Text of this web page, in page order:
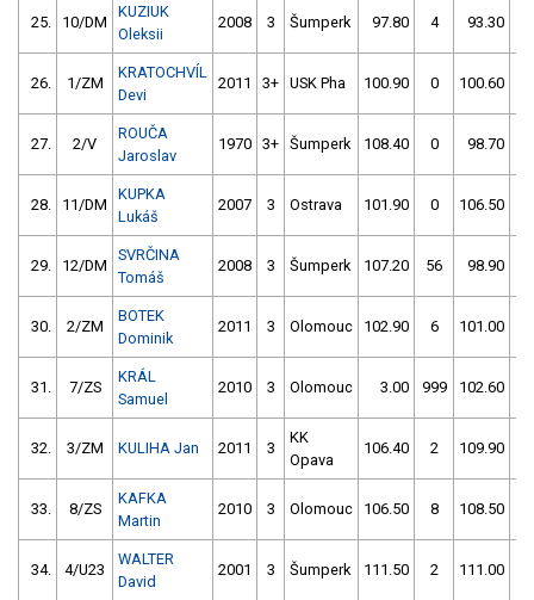
25. 10/DM
KUZIUK
Oleksii
2008 3 Šumperk 97.80 4 93.30
26. 1/ZM
KRATOCHVÍL
Devi
2011 3+ USK Pha 100.90 0 100.60
27. 2/V
ROUČA
Jaroslav
1970 3+ Šumperk 108.40 0 98.70
28. 11/DM
KUPKA
Lukáš
2007 3 Ostrava 101.90 0 106.50
29. 12/DM
SVRČINA
Tomáš
2008 3 Šumperk 107.20 56 98.90
30. 2/ZM
BOTEK
Dominik
2011 3 Olomouc 102.90 6 101.00
31. 7/ZS
KRÁL
Samuel
2010 3 Olomouc 3.00 999 102.60
32. 3/ZM KULIHA Jan 2011 3
KK
Opava
106.40 2 109.90
33. 8/ZS
KAFKA
Martin
2010 3 Olomouc 106.50 8 108.50
34. 4/U23
WALTER
David
2001 3 Šumperk 111.50 2 111.00